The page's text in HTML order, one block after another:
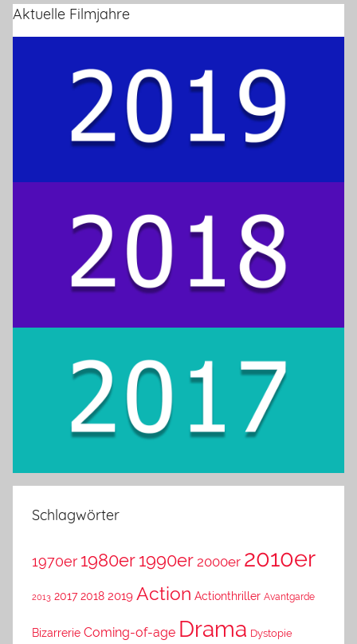
Aktuelle Filmjahre
Schlagwörter
1970er 1980er 1990er 2000er 2010er
2013 2017 2018 2019 Action Actionthriller Avantgarde
Bizarrerie Coming-of-age Drama Dystopie